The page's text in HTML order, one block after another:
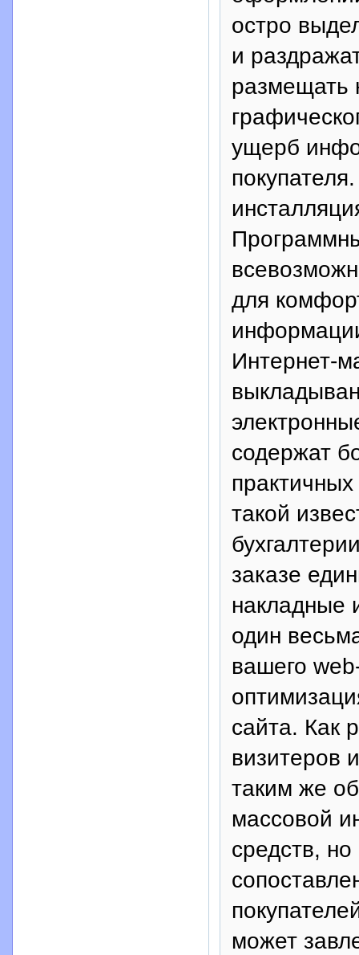
остро
и
размещать
ущерб
для
Интернет-
содержат
такой
заказе
накладные
один
вашего
сайта. Как
визитеров
таким же
массовой
средств,
может